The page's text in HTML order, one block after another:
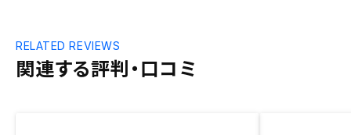
関連する評判・口コミ
RELATED REVIEWS